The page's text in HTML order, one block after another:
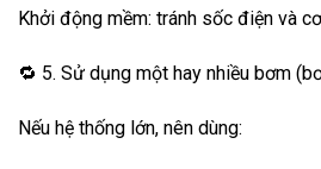
Khởi động mềm: tránh sốc điện và
🔁 5. Sử dụng một hay nhiều bơm
Nếu hệ thống lớn, nên dùng: